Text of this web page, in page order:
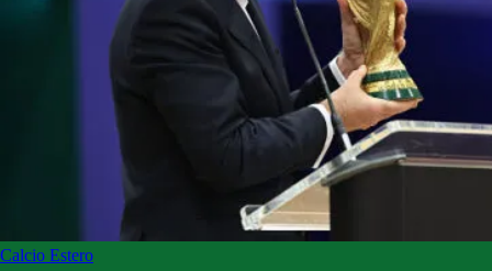
Calcio Estero